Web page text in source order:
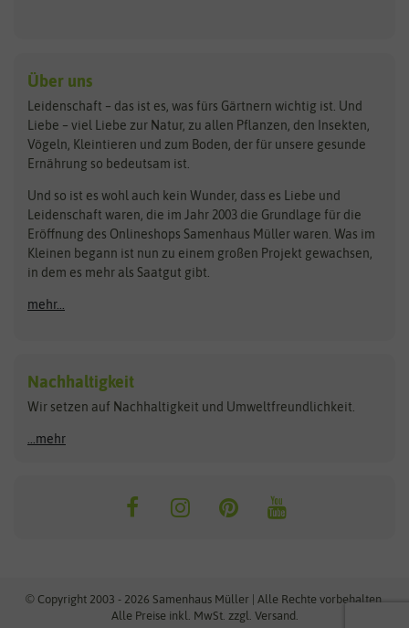
Kräutersamen
Obstsamen
Pilzbrut
Rasensamen
Steckzwiebeln
Zimmer & Kübelpflanzen
Kataloge
Schnäppchen
Anzucht & Gartenzubehör
Anzuchtschalen
Heizmatte & Heizkabel
Kokos-Quelltabletten
Zimmergewächshaus
Maissamen
Benary
Bingenheimer Saatgut
Bionana
BIOWOL
Blumicorn
Bûten Birds
Carl Pabst
Dürr-Samen
Feldsaaten Freudenberger
Fertil
Flora Elite
Florissa
Flortis
Franchi Sementi
Hortitops
JUB Holland
Küpper
Über uns
Leidenschaft – das ist es, was fürs Gärtnern wichtig ist. Und
Liebe – viel Liebe zur Natur, zu allen Pflanzen, den Insekten,
Vögeln, Kleintieren und zum Boden, der für unsere gesunde
Ernährung so bedeutsam ist.
Und so ist es wohl auch kein Wunder, dass es Liebe und
Leidenschaft waren, die im Jahr 2003 die Grundlage für die
Eröffnung des Onlineshops Samenhaus Müller waren. Was im
Kleinen begann ist nun zu einem großen Projekt gewachsen,
in dem es mehr als Saatgut gibt.
mehr...
Nachhaltigkeit
Wir setzen auf Nachhaltigkeit und Umweltfreundlichkeit.
...mehr
© Copyright 2003 - 2026 Samenhaus Müller | Alle Rechte vorbehalten.
Alle Preise inkl. MwSt. zzgl. Versand.